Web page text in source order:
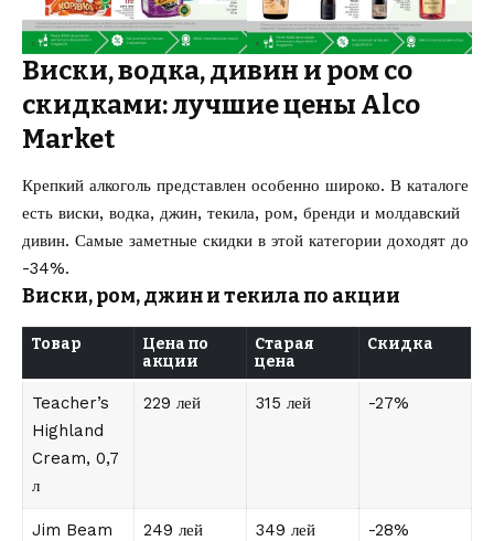
Виски, водка, дивин и ром со
скидками: лучшие цены Alco
Market
Крепкий алкоголь представлен особенно широко. В каталоге
есть виски, водка, джин, текила, ром, бренди и молдавский
дивин. Самые заметные скидки в этой категории доходят до
-34%.
Виски, ром, джин и текила по акции
Товар
Цена по
акции
Старая
цена
Скидка
Teacher’s
Highland
Cream, 0,7
л
229 лей 315 лей -27%
Jim Beam
249 лей 349 лей -28%